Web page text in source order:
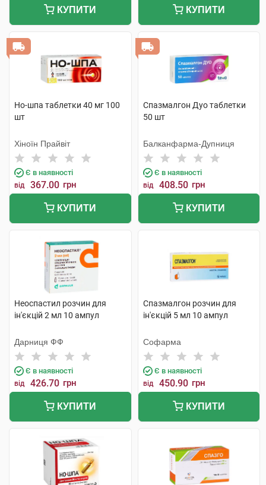
КУПИТИ КУПИТИ
Но-шпа таблетки 40 мг 100
шт
Хіноїн Прайвіт
Є в наявності
від 367.00 грн
КУПИТИ
Спазмалгон Дуо таблетки
50 шт
Балканфарма-Дупниця
Є в наявності
від 408.50 грн
КУПИТИ
Неоспастил розчин для
ін'єкцій 2 мл 10 ампул
Дарниця ФФ
Є в наявності
від 426.70 грн
КУПИТИ
Спазмалгон розчин для
ін'єкцій 5 мл 10 ампул
Софарма
Є в наявності
від 450.90 грн
КУПИТИ